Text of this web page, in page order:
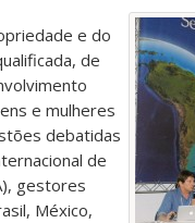
e do
de
e mulheres
debatidas
de
gestores
México,